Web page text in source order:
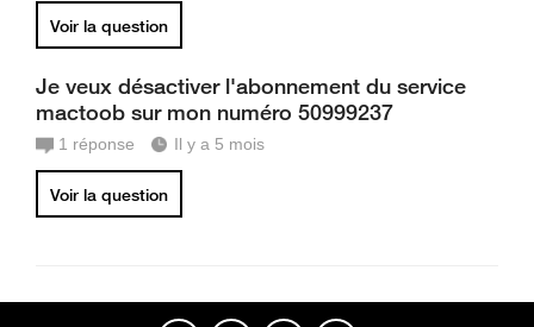
Voir la question
Je veux désactiver l'abonnement du service
mactoob sur mon numéro 50999237
1 réponse Il y a 5 mois
Voir la question